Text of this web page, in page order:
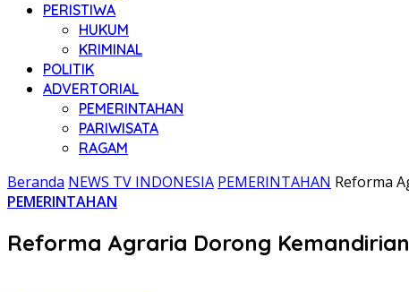
PERISTIWA
HUKUM
KRIMINAL
POLITIK
ADVERTORIAL
PEMERINTAHAN
PARIWISATA
RAGAM
Beranda NEWS TV INDONESIA PEMERINTAHAN Reforma
PEMERINTAHAN
Reforma Agraria Dorong